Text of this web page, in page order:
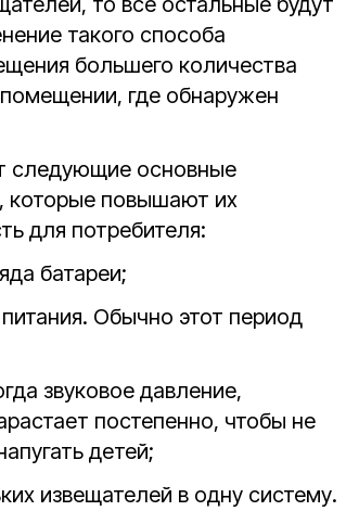
такого способа
большего количества
где обнаружен
следующие основные
которые повышают их
для потребителя:
батареи;
Обычно этот период
звуковое давление,
постепенно, чтобы не
детей;
извещателей в одну систему.